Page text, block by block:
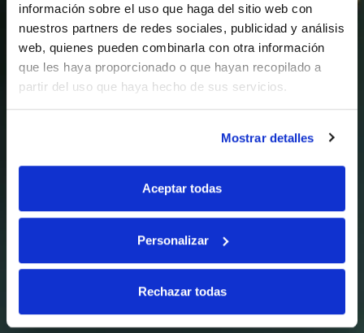
información sobre el uso que haga del sitio web con
nuestros partners de redes sociales, publicidad y análisis
web, quienes pueden combinarla con otra información
que les haya proporcionado o que hayan recopilado a
partir del uso que haya hecho de sus servicios.
Mostrar detalles
Aceptar todas
Personalizar
Rechazar todas